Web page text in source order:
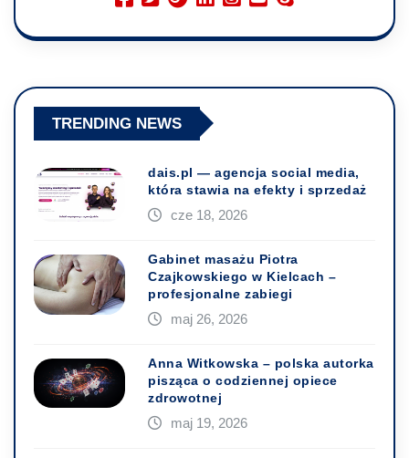
TRENDING NEWS
dais.pl — agencja social media,
która stawia na efekty i sprzedaż
cze 18, 2026
Gabinet masażu Piotra
Czajkowskiego w Kielcach –
profesjonalne zabiegi
maj 26, 2026
Anna Witkowska – polska autorka
pisząca o codziennej opiece
zdrowotnej
maj 19, 2026